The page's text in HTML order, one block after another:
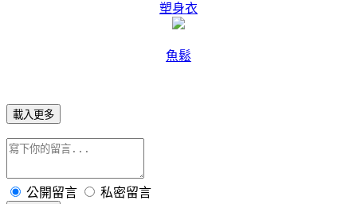
塑身衣
魚鬆
載入更多
公開留言 私密留言